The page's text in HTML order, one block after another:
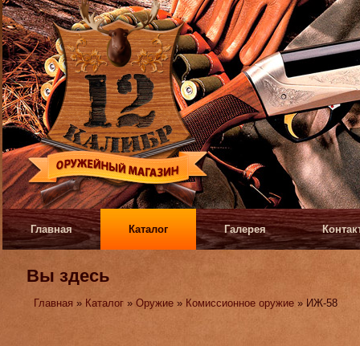
Главная Каталог Галерея
Вы здесь
Главная » Каталог »Оружие » Комиссионное оружие » ИЖ-58